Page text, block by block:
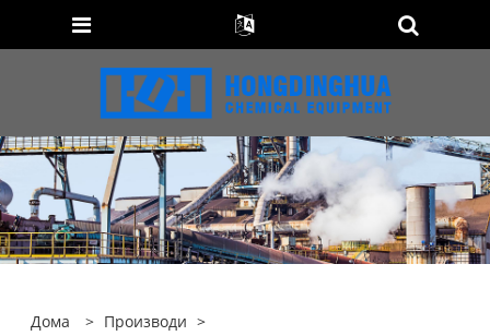
Дома > Производи >